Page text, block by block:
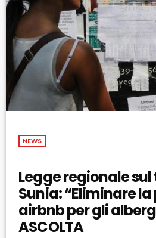
NEWS
Legge regionale
Sunia: “Eliminare
airbnb per gli
ASCOLTA